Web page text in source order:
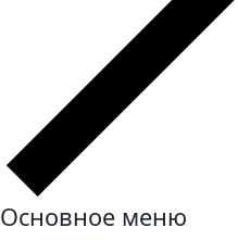
Основное меню